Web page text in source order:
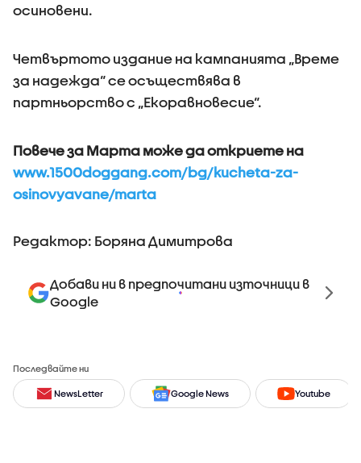
осиновени.
Четвъртото издание на кампанията „Време
за надежда“ се осъществява в
партньорство с „Екоравновесие“.
Повече за Марта може да откриете на
www.1500doggang.com/bg/kucheta-za-
osinovyavane/marta
Редактор: Боряна Димитрова
Добави ни в предпочитани източници в
Google
Последвайте ни
NewsLetter Google News Youtube